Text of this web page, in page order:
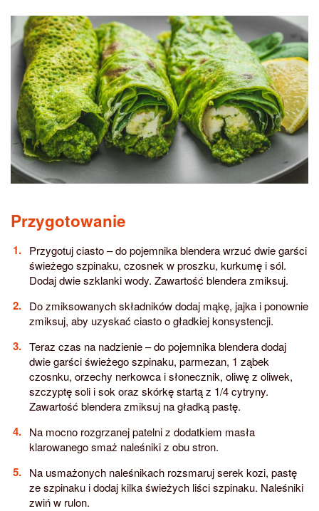
Przygotowanie
Przygotuj ciasto – do pojemnika blendera wrzuć dwie garści
świeżego szpinaku, czosnek w proszku, kurkumę i sól.
Dodaj dwie szklanki wody. Zawartość blendera zmiksuj.
Do zmiksowanych składników dodaj mąkę, jajka i ponownie
zmiksuj, aby uzyskać ciasto o gładkiej konsystencji.
Teraz czas na nadzienie – do pojemnika blendera dodaj
dwie garści świeżego szpinaku, parmezan, 1 ząbek
czosnku, orzechy nerkowca i słonecznik, oliwę z oliwek,
szczyptę soli i sok oraz skórkę startą z 1/4 cytryny.
Zawartość blendera zmiksuj na gładką pastę.
Na mocno rozgrzanej patelni z dodatkiem masła
klarowanego smaż naleśniki z obu stron.
Na usmażonych naleśnikach rozsmaruj serek kozi, pastę
ze szpinaku i dodaj kilka świeżych liści szpinaku. Naleśniki
zwiń w rulon.